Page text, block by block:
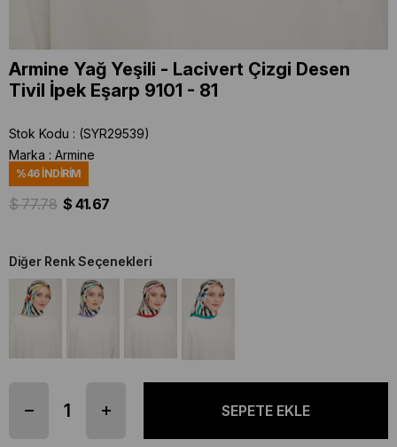
Armine Yağ Yeşili - Lacivert Çizgi Desen
Tivil İpek Eşarp 9101 - 81
Stok Kodu
(SYR29539)
Marka : Armine
%46İNDIRIM
$ 77.78 $ 41.67
Diğer Renk Seçenekleri